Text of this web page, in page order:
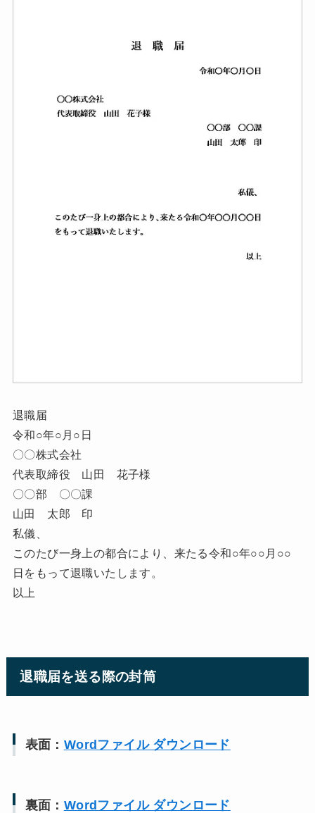
退職届
令和○年○月○日
〇〇株式会社
代表取締役 山田 花子様
〇〇部 〇〇課
山田 太郎 印
私儀、
このたび一身上の都合により、来たる令和○年○○月○○
日をもって退職いたします。
以上
退職届を送る際の封筒
表面： Wordファイル ダウンロード
裏面： Wordファイル ダウンロード